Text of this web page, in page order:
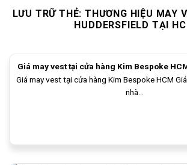
LƯU TRỮ THẺ:THƯƠNG HIỆU MAY
HUDDERSFIELD TẠI
Giá may vest tại cửa hàng Kim Bespoke
Giá may vest tại cửa hàng Kim Bespoke HCM
nhà...